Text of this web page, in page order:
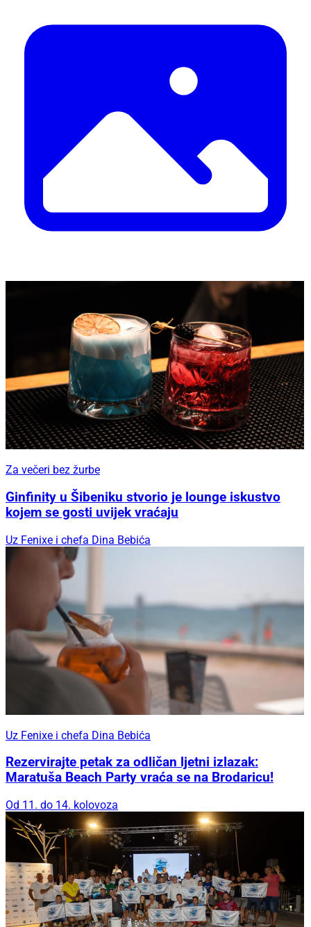
Za večeri bez žurbe
Ginfinity u Šibeniku stvorio je lounge iskustvo
kojem se gosti uvijek vraćaju
Uz Fenixe i chefa Dina Bebića
Uz Fenixe i chefa Dina Bebića
Rezervirajte petak za odličan ljetni izlazak:
Maratuša Beach Party vraća se na Brodaricu!
Od 11. do 14. kolovoza